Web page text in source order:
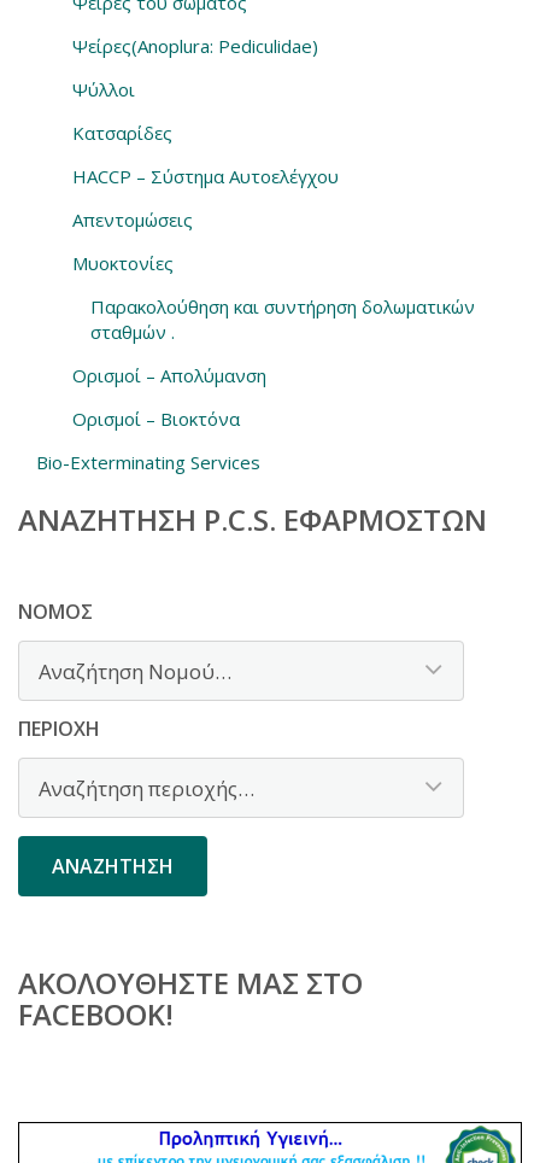
Ψείρες(Anoplura: Pediculidae)
Ψύλλοι
Κατσαρίδες
HACCP – Σύστημα Αυτοελέγχου
Απεντομώσεις
Μυοκτονίες
Παρακολούθηση και συντήρηση δολωματικών
σταθμών .
Ορισμοί – Απολύμανση
Ορισμοί – Βιοκτόνα
Bio-Exterminating Services
ΑΝΑΖΉΤΗΣΗ P.C.S. ΕΦΑΡΜΟΣΤΏΝ
ΝΟΜΌΣ
ΠΕΡΙΟΧΉ
ΑΚΟΛΟΥΘΉΣΤΕ ΜΑΣ ΣΤΟ
FACEBOOK!